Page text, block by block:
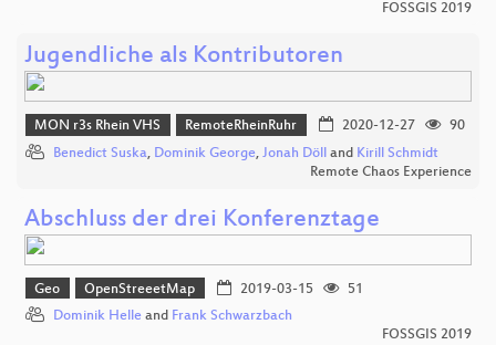
FOSSGIS 2019
Jugendliche als Kontributoren
MON r3s Rhein VHS RemoteRheinRuhr 2020-12-27
90
Benedict Suska, Dominik George, Jonah Döll and Kirill Schmidt
Remote Chaos Experience
Abschluss der drei Konferenztage
Geo OpenStreeetMap 2019-03-15
51
Dominik Helle and Frank Schwarzbach
FOSSGIS 2019